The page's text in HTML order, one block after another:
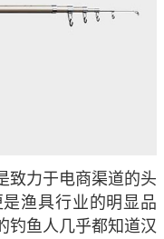
致力于电商渠道的头
渔具行业的明显品
钓鱼人几乎都知道汉